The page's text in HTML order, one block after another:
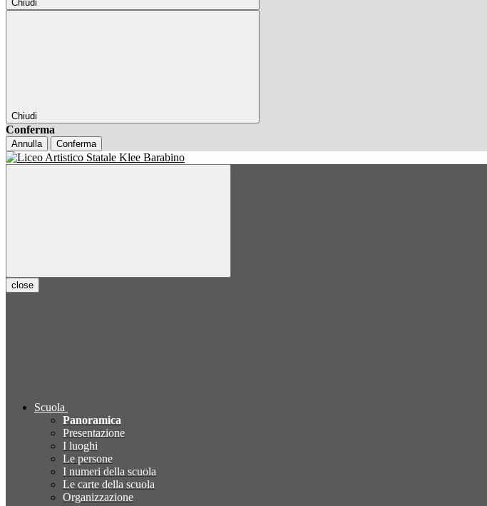
Chiudi
Chiudi
Conferma
Annulla Conferma
close
Scuola
Panoramica
Presentazione
I luoghi
Le persone
I numeri della scuola
Le carte della scuola
Organizzazione